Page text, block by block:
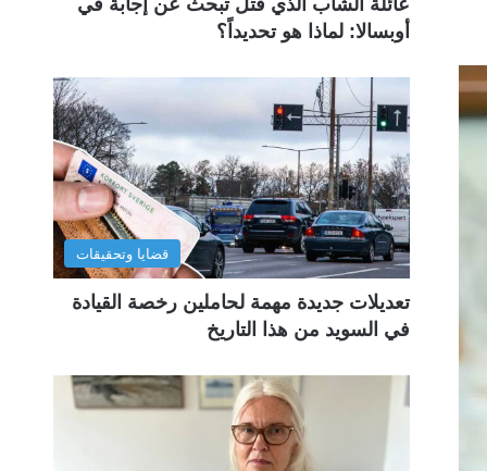
عائلة الشاب الذي قُتل تبحث عن إجابة في
أوبسالا: لماذا هو تحديداً؟
قضايا وتحقيقات
تعديلات جديدة مهمة لحاملين رخصة القيادة
في السويد من هذا التاريخ